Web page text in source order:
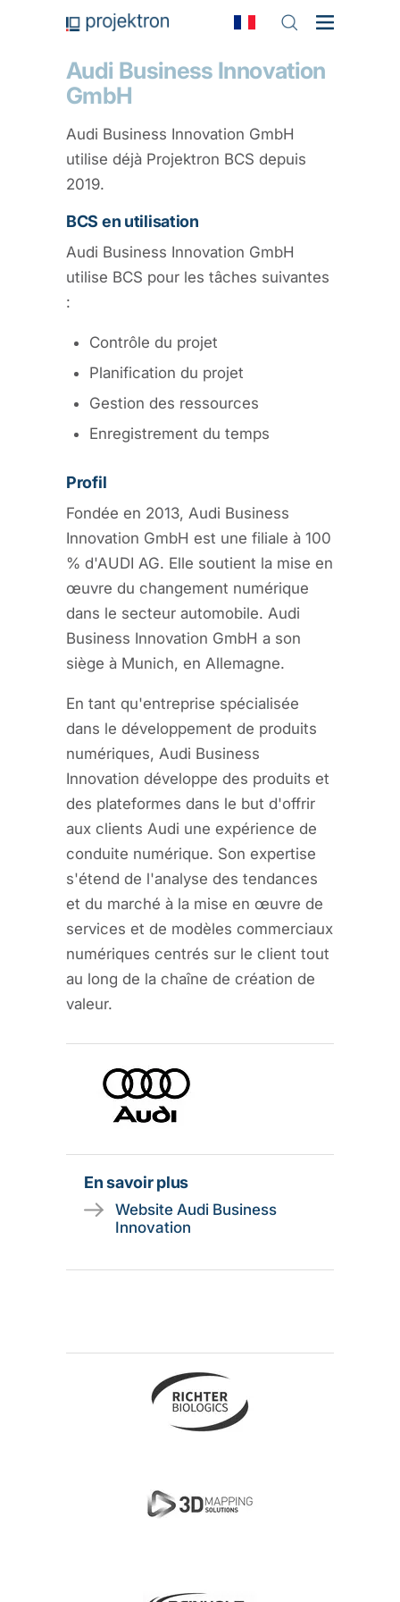
Audi Business Innovation
GmbH
Audi Business Innovation GmbH
utilise déjà Projektron BCS depuis
2019.
BCS en utilisation
Audi Business Innovation GmbH
utilise BCS pour les tâches suivantes
:
Contrôle du projet
Planification du projet
Gestion des ressources
Enregistrement du temps
Profil
Fondée en 2013, Audi Business
Innovation GmbH est une filiale à 100
% d'AUDI AG. Elle soutient la mise en
œuvre du changement numérique
dans le secteur automobile. Audi
Business Innovation GmbH a son
siège à Munich, en Allemagne.
En tant qu'entreprise spécialisée
dans le développement de produits
numériques, Audi Business
Innovation développe des produits et
des plateformes dans le but d'offrir
aux clients Audi une expérience de
conduite numérique. Son expertise
s'étend de l'analyse des tendances
et du marché à la mise en œuvre de
services et de modèles commerciaux
numériques centrés sur le client tout
au long de la chaîne de création de
valeur.
En savoir plus
Website Audi Business
Innovation